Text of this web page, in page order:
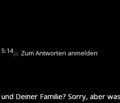
Zum Antworten anmelden
Deiner Familie? Sorry, aber